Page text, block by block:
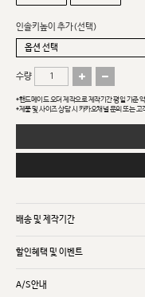
인솔키높이 추가(선택)
수량
*핸드메이드 오더 제작으로 제작기간 평일 기준
*제품 및 사이즈 상담 시 카카오채널 문의 또는
배송 및 제작기간
할인혜택 및 이벤트
A/S안내